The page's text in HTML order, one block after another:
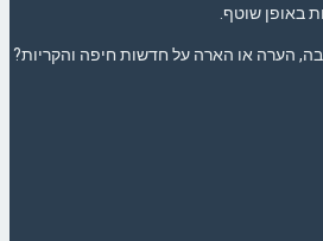
באופן שוטף.
הערה או הארה על חדשות חיפה והקריות?